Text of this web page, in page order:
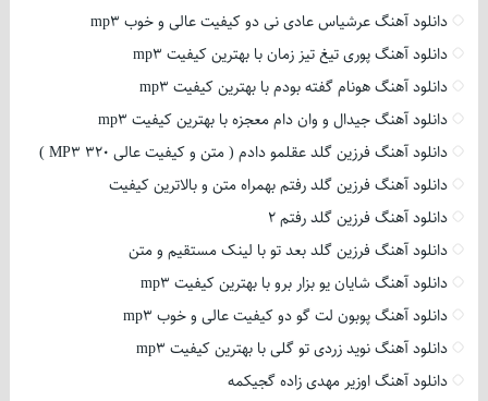
دانلود آهنگ عرشیاس عادی نی دو کیفیت عالی و خوب mp3
دانلود آهنگ پوری تیغ تیز زمان با بهترین کیفیت mp3
دانلود آهنگ هونام گفته بودم با بهترین کیفیت mp3
دانلود آهنگ جیدال و وان دام معجزه با بهترین کیفیت mp3
دانلود آهنگ فرزین گلد عقلمو دادم ( متن و کیفیت عالی 320 MP3 )
دانلود آهنگ فرزین گلد رفتم بهمراه متن و بالاترین کیفیت
دانلود آهنگ فرزین گلد رفتم 2
دانلود آهنگ فرزین گلد بعد تو با لینک مستقیم و متن
دانلود آهنگ شایان یو بزار برو با بهترین کیفیت mp3
دانلود آهنگ پوبون لت گو دو کیفیت عالی و خوب mp3
دانلود آهنگ نوید زردی تو گلی با بهترین کیفیت mp3
دانلود آهنگ اوزیر مهدی زاده گجیکمه